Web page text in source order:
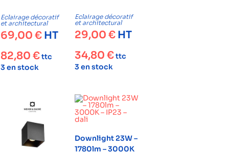
Eclairage décoratif
et architectural
69,00 € HT
82,80 €ttc
3 en stock
Eclairage décoratif
et architectural
29,00 € HT
34,80 €ttc
3 en stock
Downlight 23W –
1780lm – 3000K